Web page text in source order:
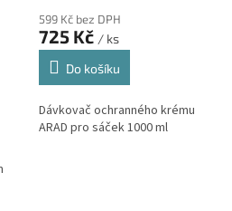
599 Kč bez DPH
725 Kč / ks
Do košíku
Dávkovač ochranného krému
ARAD pro sáček 1000 ml